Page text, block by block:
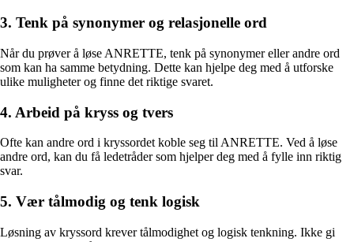
3. Tenk på synonymer og relasjonelle ord
Når du prøver å løse ANRETTE, tenk på synonymer eller andre ord
som kan ha samme betydning. Dette kan hjelpe deg med å utforske
ulike muligheter og finne det riktige svaret.
4. Arbeid på kryss og tvers
Ofte kan andre ord i kryssordet koble seg til ANRETTE. Ved å løse
andre ord, kan du få ledetråder som hjelper deg med å fylle inn riktig
svar.
5. Vær tålmodig og tenk logisk
Løsning av kryssord krever tålmodighet og logisk tenkning. Ikke gi